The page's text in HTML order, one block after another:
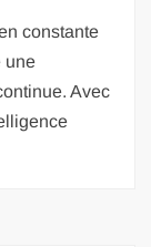
constante
une
Avec